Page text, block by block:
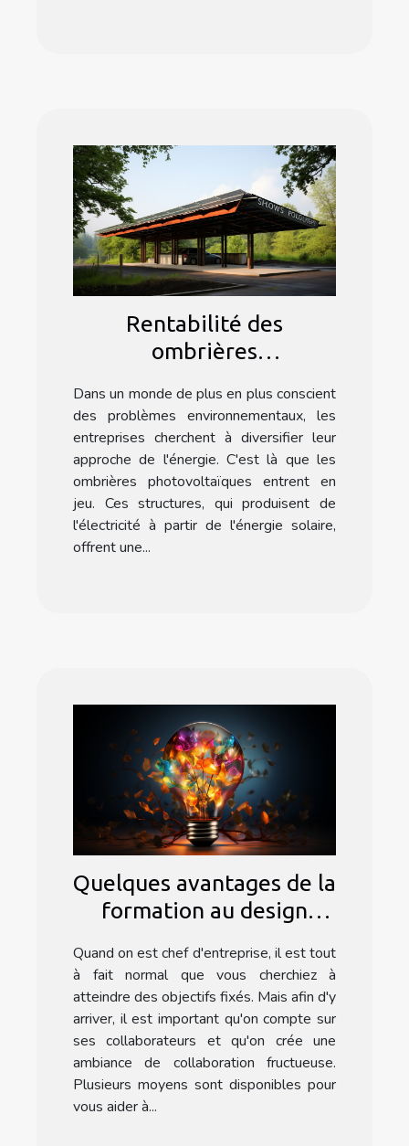
Rentabilité des
ombrières
entreprises
Dans un monde de plus en plus conscient
des problèmes environnementaux, les
entreprises cherchent à diversifier leur
approche de l'énergie. C'est là que les
ombrières photovoltaïques entrent en
jeu. Ces structures, qui produisent de
l'électricité à partir de l'énergie solaire,
offrent une...
Quelques avantages de la
formation au design
Quand on est chef d'entreprise, il est tout
à fait normal que vous cherchiez à
atteindre des objectifs fixés. Mais afin d'y
arriver, il est important qu'on compte sur
ses collaborateurs et qu'on crée une
ambiance de collaboration fructueuse.
Plusieurs moyens sont disponibles pour
vous aider à...